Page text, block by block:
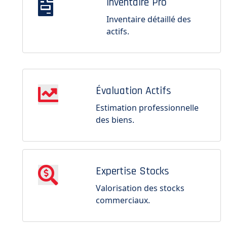
Inventaire détaillé des
actifs.
Évaluation Actifs
Estimation professionnelle
des biens.
Expertise Stocks
Valorisation des stocks
commerciaux.